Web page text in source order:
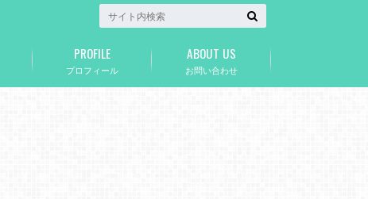
プロフィール
PROFILE
お問い合わせ
ABOUT US